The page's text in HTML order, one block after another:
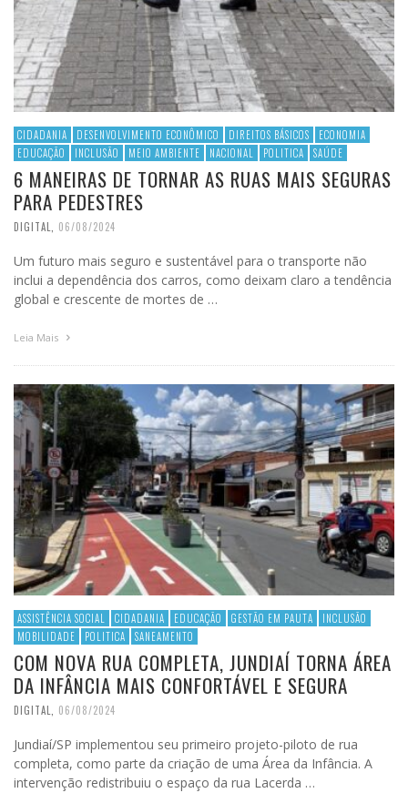
CIDADANIA DESENVOLVIMENTO ECONÔMICO DIREITOS BÁSICOS
ECONOMIA
EDUCAÇÃO
INCLUSÃO MEIO AMBIENTE NACIONAL POLITICA SAÚDE
6 MANEIRAS DE TORNAR AS RUAS MAIS SEGURAS
PARA PEDESTRES
DIGITAL 06/08/2024
Um futuro mais seguro e sustentável para o transporte não
inclui a dependência dos carros, como deixam claro a tendência
global e crescente de mortes de …
Leia Mais
ASSISTÊNCIA SOCIAL CIDADANIA EDUCAÇÃO GESTÃO EM PAUTA
INCLUSÃO
MOBILIDADE
POLITICA SANEAMENTO
COM NOVA RUA COMPLETA, JUNDIAÍ TORNA ÁREA
DA INFÂNCIA MAIS CONFORTÁVEL E SEGURA
DIGITAL 06/08/2024
Jundiaí/SP implementou seu primeiro projeto-piloto de rua
completa, como parte da criação de uma Área da Infância. A
intervenção redistribuiu o espaço da rua Lacerda …